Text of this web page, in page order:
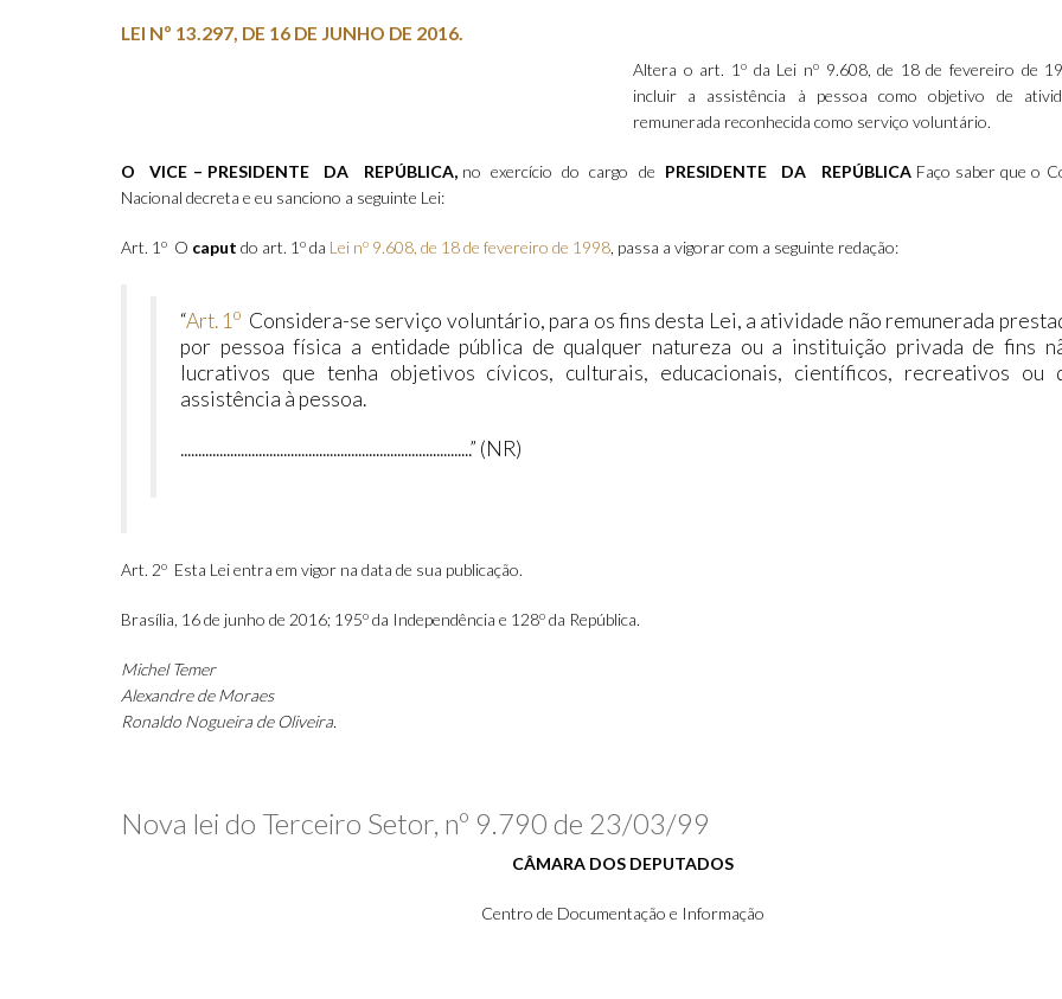
LEI Nº 13.297, DE 16 DE JUNHO DE 2016.
Altera o art. 1 oda Lei no9.608, de 18 de fevereiro de
incluir a assistência à pessoa como objetivo de
remunerada reconhecida como serviço voluntário.
O VICE – PRESIDENTE DA REPÚBLICA, no exercício do cargo de PRESIDENTE DA REPÚBLICA Faço saber que o
Nacional decreta e eu sanciono a seguinte Lei:
Art. 1 o O caput do art. 1 o da Lei no 9.608, de 18 de fevereiro de 1998, passa a vigorar com a seguinte redação:
“Art. 1o Considera-se serviço voluntário, para os fins desta Lei, a atividade não remunerada
por pessoa física a entidade pública de qualquer natureza ou a instituição privada de fins
lucrativos que tenha objetivos cívicos, culturais, educacionais, científicos, recreativos ou
assistência à pessoa.
..................................................................................” (NR)
Art. 2o Esta Lei entra em vigor na data de sua publicação.
Brasília, 16 de junho de 2016; 195o da Independência e 128o da República.
Michel Temer
Alexandre de Moraes
Ronaldo Nogueira de Oliveira.
Nova lei do Terceiro Setor, nº 9.790 de 23/03/99
CÂMARA DOS DEPUTADOS
Centro de Documentação e Informação